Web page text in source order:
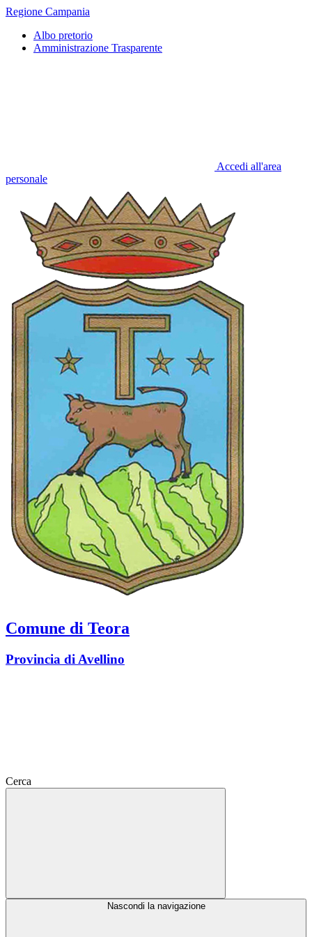
Regione Campania
Albo pretorio
Amministrazione Trasparente
Accedi all'area
personale
Comune di Teora
Provincia di Avellino
Cerca
Nascondi la navigazione